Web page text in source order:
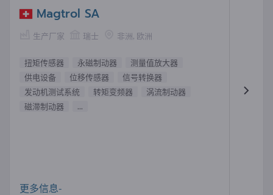
Magtrol SA
生产厂家 瑞士 非洲, 欧洲
扭矩传感器 永磁制动器
测量值放大器
供电设备
位移传感器
信号转换器
发动机测试系统
转矩变频器
涡流制动器
磁滞制动器
...
更多信息-